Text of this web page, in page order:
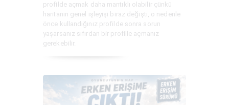
profilde açmak daha mantıklı olabilir çünkü
haritanın genel işleyişi biraz değişti, o nedenle
önce kullandığınız profilde sonra sorun
yaşarsanız sıfırdan bir profille açmanız
gerekebilir.